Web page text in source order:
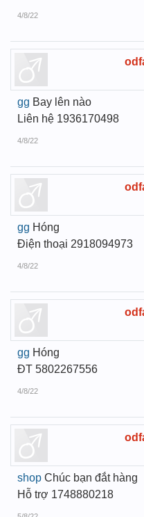
4/8/22
gg Bay lên nào
Liên hệ 1936170498
4/8/22
gg Hóng
Điện thoại 2918094973
4/8/22
gg Hóng
ĐT 5802267556
4/8/22
shop Chúc bạn đắt hàng
Hỗ trợ 1748880218